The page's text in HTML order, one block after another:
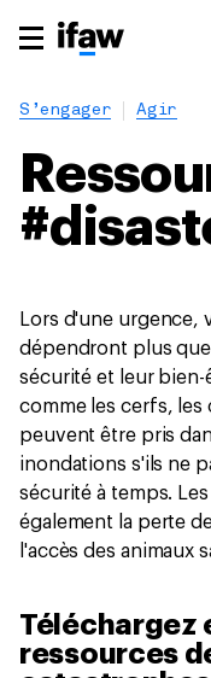
S’engager Agir
Lors d'une urgence,
dépendront plus
sécurité et leur bien-
comme les cerfs, les
peuvent être pris
inondations s'ils ne
sécurité à temps.
également la perte
l'accès des animaux
Téléchargez
ressources